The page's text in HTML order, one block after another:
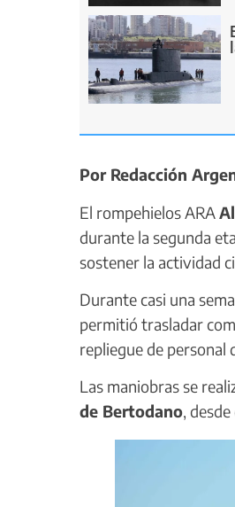
Por Redacción
El rompehielos ARA
durante la segunda
sostener la actividad
Durante casi una
permitió trasladar
repliegue de personal
Las maniobras se
de Bertodano,